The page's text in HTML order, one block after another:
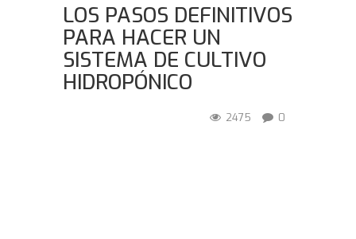
LOS PASOS DEFINITIVOS
PARA HACER UN
SISTEMA DE CULTIVO
HIDROPÓNICO
2475 0